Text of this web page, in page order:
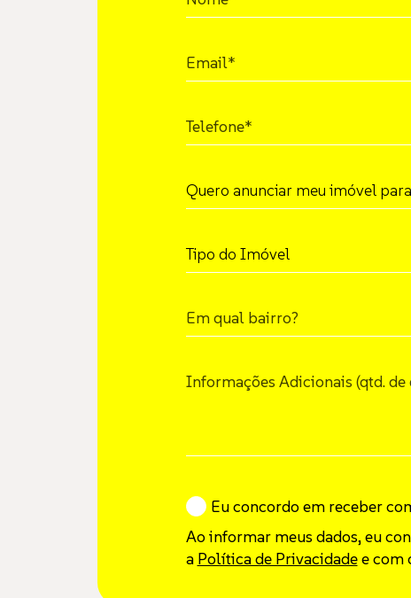
Email
Telefone
Quero anunciar meu imóvel
Quero anunciar meu imóvel para
Tipo do Imóvel:
Tipo do Imóvel
Em qual bairro?
Informações Adicionais (qtd. de
Eu concordo em receber
Ao informar meus dados, eu
a Política de Privacidadee com